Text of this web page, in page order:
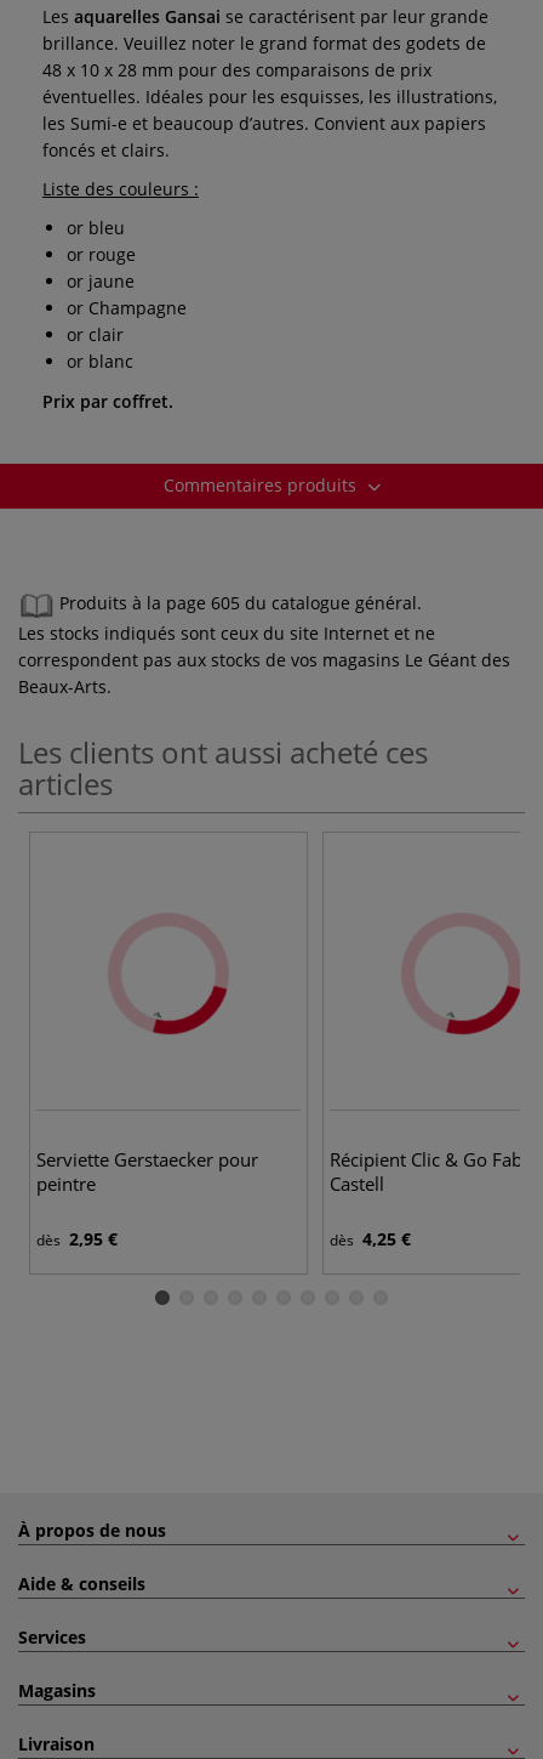
Les aquarelles Gansai se caractérisent par leur grande
brillance. Veuillez noter le grand format des godets de
48 x 10 x 28 mm pour des comparaisons de prix
éventuelles. Idéales pour les esquisses, les illustrations,
les Sumi-e et beaucoup d’autres. Convient aux papiers
foncés et clairs.
Liste des couleurs :
or bleu
or rouge
or jaune
or Champagne
or clair
or blanc
Prix par coffret.
Commentaires produits
Produits à la page 605 du catalogue général.
Les stocks indiqués sont ceux du site Internet et ne
correspondent pas aux stocks de vos magasins Le Géant des
Beaux-Arts.
Les clients ont aussi acheté ces
articles
Serviette Gerstaecker pour
peintre
dès 2,95 €
Récipient Clic & Go Faber
Castell
dès 4,25 €
À propos de nous
Aide & conseils
Services
Magasins
Livraison